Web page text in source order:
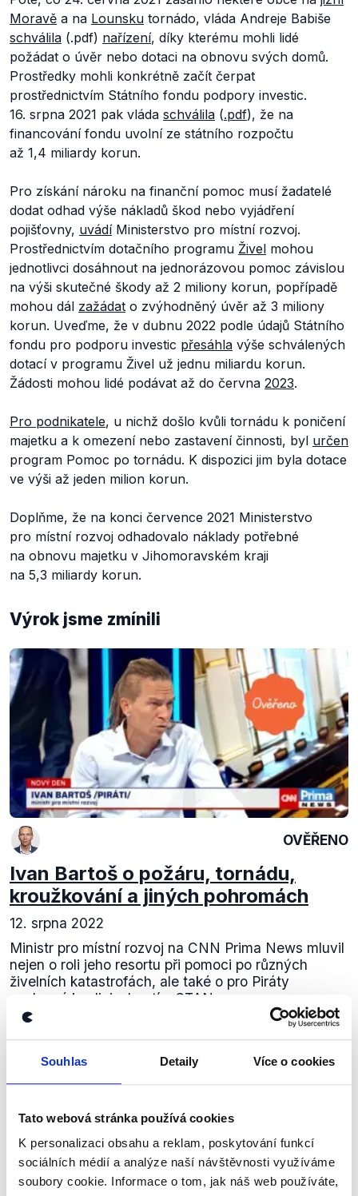
Souhlas Detaily Více o cookies
Tato webová stránka používá cookies
K personalizaci obsahu a reklam, poskytování funkcí
sociálních médií a analýze naší návštěvnosti využíváme
soubory cookie. Informace o tom, jak náš web používáte,
Moravě a na Lounsku tornádo, vláda Andreje Babiše
schválila (.pdf) nařízení, díky kterému mohli lidé
požádat o úvěr nebo dotaci na obnovu svých domů.
Prostředky mohli konkrétně začít čerpat
prostřednictvím Státního fondu podpory investic.
16. srpna 2021 pak vláda schválila (.pdf), že na
financování fondu uvolní ze státního rozpočtu
až 1,4 miliardy korun.
Pro získání nároku na finanční pomoc musí žadatelé
dodat odhad výše nákladů škod nebo vyjádření
pojišťovny, uvádíMinisterstvo pro místní rozvoj.
Prostřednictvím dotačního programu Živel mohou
jednotlivci dosáhnout na jednorázovou pomoc závislou
na výši skutečné škody až 2 miliony korun, popřípadě
mohou dál zažádat o zvýhodněný úvěr až 3 miliony
korun. Uveďme, že v dubnu 2022 podle údajů Státního
fondu pro podporu investic přesáhla výše schválených
dotací v programu Živel už jednu miliardu korun.
Žádosti mohou lidé podávat až do června 2023.
Pro podnikatele, u nichž došlo kvůli tornádu k poničení
majetku a k omezení nebo zastavení činnosti, byl určen
program Pomoc po tornádu. K dispozici jim byla dotace
ve výši až jeden milion korun.
Doplňme, že na konci července 2021 Ministerstvo
pro místní rozvoj odhadovalo náklady potřebné
na obnovu majetku v Jihomoravském kraji
na 5,3 miliardy korun.
Výrok jsme zmínili
OVĚŘENO
Ivan Bartoš o požáru, tornádu,
kroužkování a jiných pohromách
12. srpna 2022
Ministr pro místní rozvoj na CNN Prima News mluvil
nejen o roli jeho resortu při pomoci po různých
živelních katastrofách, ale také o pro Piráty
neslavné koalici s hnutím STAN.
Zůstaňme v kontaktu
Přihlaste se k odběru našeho
newsletteru nebo
whatsappového